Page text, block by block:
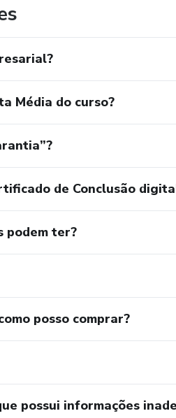
Média do curso?
de Conclusão
podem ter?
posso comprar?
possui informações